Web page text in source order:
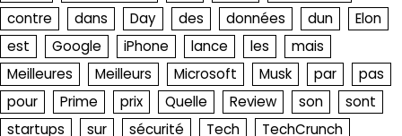
contre
dans Day des données dun
Elon
est
Google iPhone lance les
mais
Meilleures
Meilleurs Microsoft Musk par
pas
pour
Prime prix Quelle Review son
sont
startups
sur sécurité Tech
TechCrunch